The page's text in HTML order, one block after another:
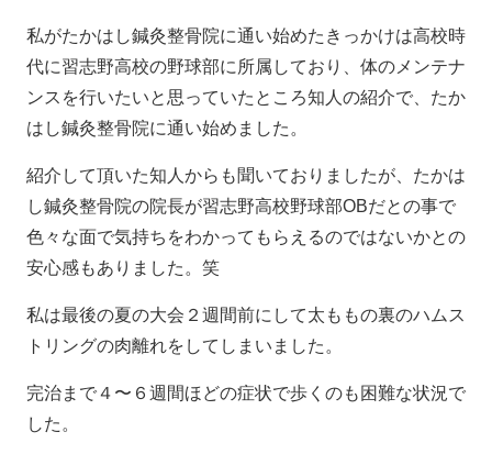
私がたかはし鍼灸整骨院に通い始めたきっかけは高校時
代に習志野高校の野球部に所属しており、体のメンテナ
ンスを行いたいと思っていたところ知人の紹介で、たか
はし鍼灸整骨院に通い始めました。
紹介して頂いた知人からも聞いておりましたが、たかは
し鍼灸整骨院の院長が習志野高校野球部OBだとの事で
色々な面で気持ちをわかってもらえるのではないかとの
安心感もありました。笑
私は最後の夏の大会２週間前にして太ももの裏のハムス
トリングの肉離れをしてしまいました。
完治まで４〜６週間ほどの症状で歩くのも困難な状況で
した。